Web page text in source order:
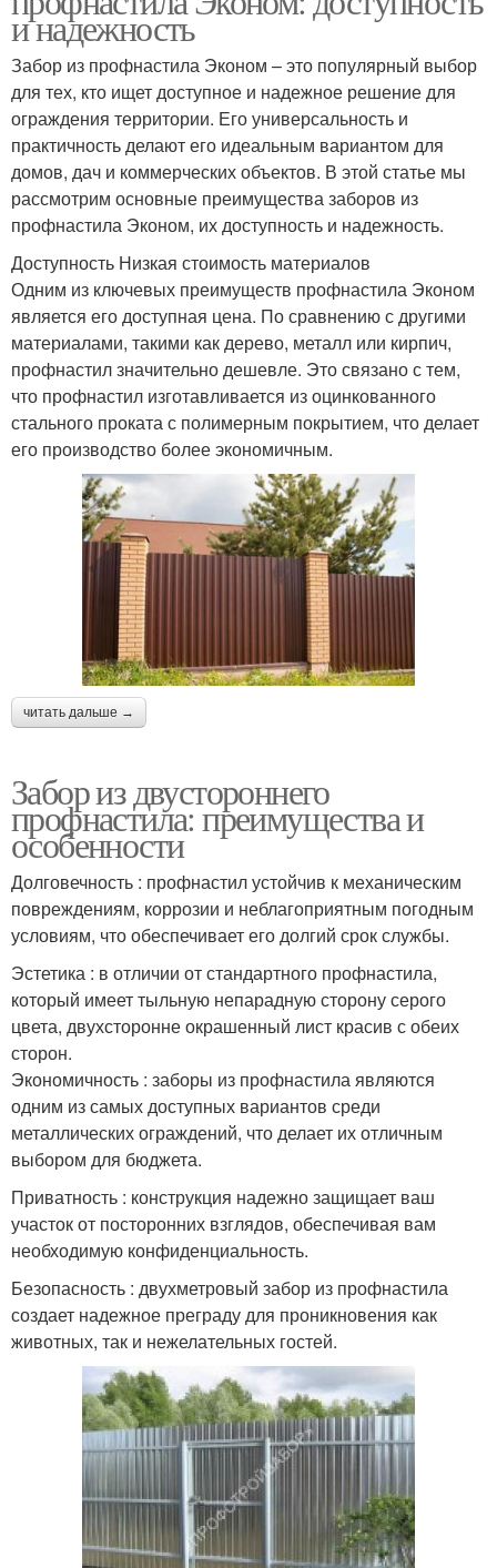
и надежность
Забор из профнастила Эконом – это популярный выбор
для тех, кто ищет доступное и надежное решение для
ограждения территории. Его универсальность и
практичность делают его идеальным вариантом для
домов, дач и коммерческих объектов. В этой статье мы
рассмотрим основные преимущества заборов из
профнастила Эконом, их доступность и надежность.
Доступность Низкая стоимость материалов
Одним из ключевых преимуществ профнастила Эконом
является его доступная цена. По сравнению с другими
материалами, такими как дерево, металл или кирпич,
профнастил значительно дешевле. Это связано с тем,
что профнастил изготавливается из оцинкованного
стального проката с полимерным покрытием, что делает
его производство более экономичным.
читать дальше →
Забор из двустороннего
профнастила: преимущества и
особенности
Долговечность : профнастил устойчив к механическим
повреждениям, коррозии и неблагоприятным погодным
условиям, что обеспечивает его долгий срок службы.
Эстетика : в отличии от стандартного профнастила,
который имеет тыльную непарадную сторону серого
цвета, двухсторонне окрашенный лист красив с обеих
сторон.
Экономичность : заборы из профнастила являются
одним из самых доступных вариантов среди
металлических ограждений, что делает их отличным
выбором для бюджета.
Приватность : конструкция надежно защищает ваш
участок от посторонних взглядов, обеспечивая вам
необходимую конфиденциальность.
Безопасность : двухметровый забор из профнастила
создает надежное преграду для проникновения как
животных, так и нежелательных гостей.